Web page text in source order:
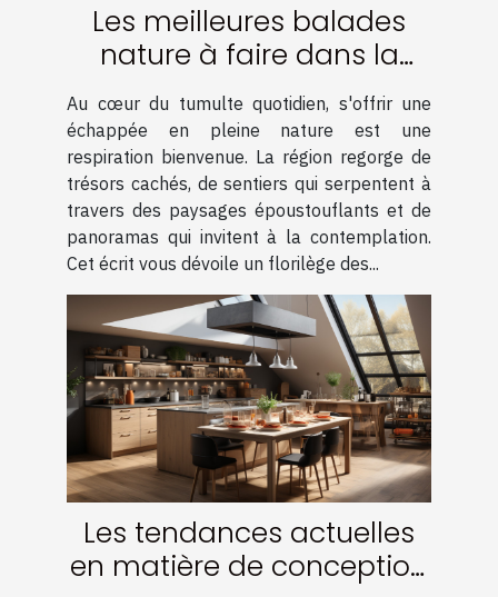
Les meilleures balades
nature à faire dans la
région
Au cœur du tumulte quotidien, s'offrir une
échappée en pleine nature est une
respiration bienvenue. La région regorge de
trésors cachés, de sentiers qui serpentent à
travers des paysages époustouflants et de
panoramas qui invitent à la contemplation.
Cet écrit vous dévoile un florilège des...
Les tendances actuelles
en matière de conception